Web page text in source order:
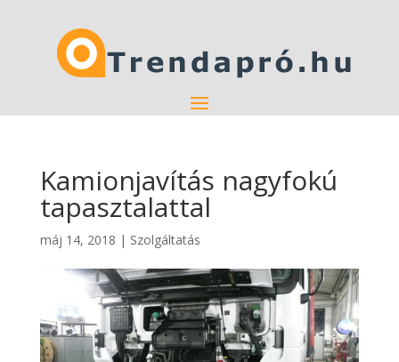
Kamionjavítás nagyfokú
tapasztalattal
máj 14, 2018 | Szolgáltatás